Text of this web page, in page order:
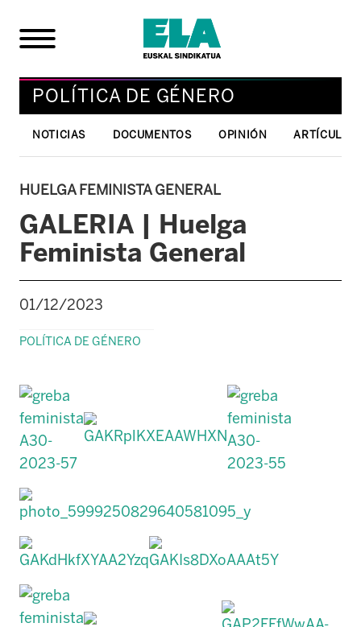
POLÍTICA DE GÉNERO
NOTICIAS DOCUMENTOS OPINIÓN
HUELGA FEMINISTA GENERAL
GALERIA | Huelga
Feminista General
01/12/2023
POLÍTICA DE GÉNERO